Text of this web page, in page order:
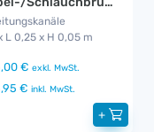
L 0,25 x H 0,05 m
€ exkl. MwSt.
€ inkl. MwSt.
+